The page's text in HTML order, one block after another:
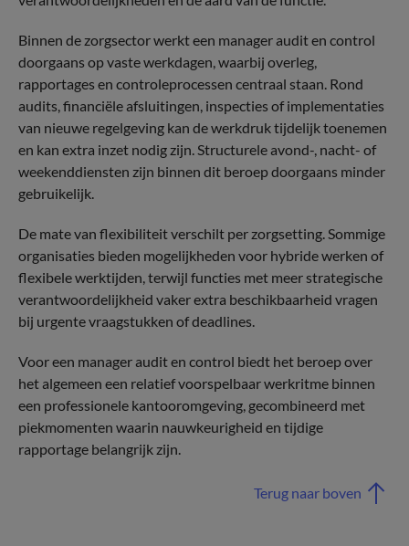
Binnen de zorgsector werkt een manager audit en control
doorgaans op vaste werkdagen, waarbij overleg,
rapportages en controleprocessen centraal staan. Rond
audits, financiële afsluitingen, inspecties of implementaties
van nieuwe regelgeving kan de werkdruk tijdelijk toenemen
en kan extra inzet nodig zijn. Structurele avond-, nacht- of
weekenddiensten zijn binnen dit beroep doorgaans minder
gebruikelijk.
De mate van flexibiliteit verschilt per zorgsetting. Sommige
organisaties bieden mogelijkheden voor hybride werken of
flexibele werktijden, terwijl functies met meer strategische
verantwoordelijkheid vaker extra beschikbaarheid vragen
bij urgente vraagstukken of deadlines.
Voor een manager audit en control biedt het beroep over
het algemeen een relatief voorspelbaar werkritme binnen
een professionele kantooromgeving, gecombineerd met
piekmomenten waarin nauwkeurigheid en tijdige
rapportage belangrijk zijn.
Terug naar boven